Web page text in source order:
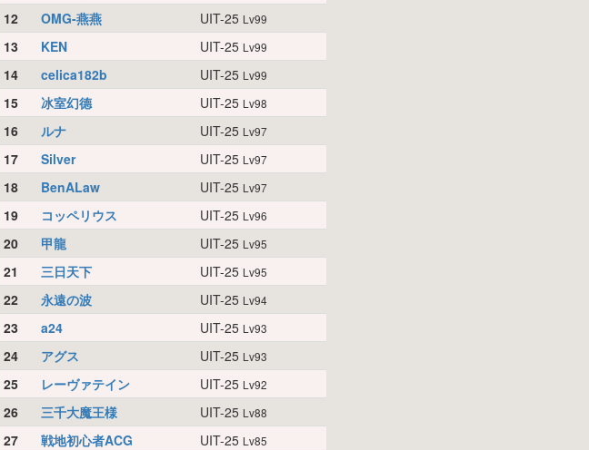
12 OMG-燕燕 UIT-25 Lv99
13 KEN UIT-25 Lv99
14 celica182b UIT-25 Lv99
15 冰室幻德 UIT-25 Lv98
16 ルナ UIT-25 Lv97
17 Silver UIT-25 Lv97
18 BenALaw UIT-25 Lv97
19 コッペリウス UIT-25 Lv96
20 甲龍 UIT-25 Lv95
21 三日天下 UIT-25 Lv95
22 永遠の波 UIT-25 Lv94
23 a24 UIT-25 Lv93
24 アグス UIT-25 Lv93
25 レーヴァテイン UIT-25 Lv92
26 三千大魔王様 UIT-25 Lv88
27 戦地初心者ACG UIT-25 Lv85